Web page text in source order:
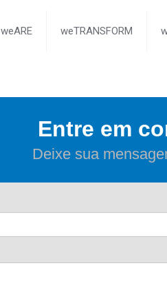
weARE weTRANSFORM
Entre em
Deixe sua